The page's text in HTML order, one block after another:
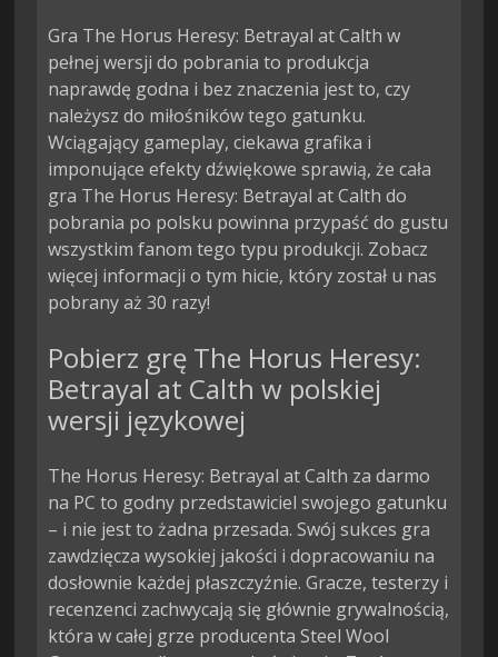
Gra The Horus Heresy: Betrayal at Calth w
pełnej wersji do pobrania to produkcja
naprawdę godna i bez znaczenia jest to, czy
należysz do miłośników tego gatunku.
Wciągający gameplay, ciekawa grafika i
imponujące efekty dźwiękowe sprawią, że cała
gra The Horus Heresy: Betrayal at Calth do
pobrania po polsku powinna przypaść do gustu
wszystkim fanom tego typu produkcji. Zobacz
więcej informacji o tym hicie, który został u nas
pobrany aż 30 razy!
Pobierz grę The Horus Heresy:
Betrayal at Calth w polskiej
wersji językowej
The Horus Heresy: Betrayal at Calth za darmo
na PC to godny przedstawiciel swojego gatunku
– i nie jest to żadna przesada. Swój sukces gra
zawdzięcza wysokiej jakości i dopracowaniu na
dosłownie każdej płaszczyźnie. Gracze, testerzy i
recenzenci zachwycają się głównie grywalnością,
która w całej grze producenta Steel Wool